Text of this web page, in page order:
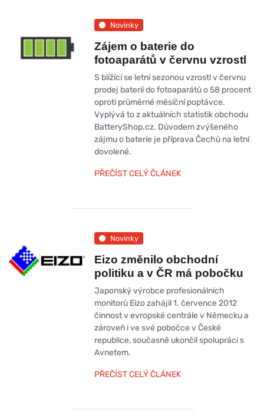
Novinky
Zájem o baterie do
fotoaparátů v červnu vzrostl
S blížící se letní sezonou vzrostl v červnu
prodej baterií do fotoaparátů o 58 procent
oproti průměrné měsíční poptávce.
Vyplývá to z aktuálních statistik obchodu
BatteryShop.cz. Důvodem zvýšeného
zájmu o baterie je příprava Čechů na letní
dovolené.
PŘEČÍST CELÝ ČLÁNEK
Novinky
Eizo změnilo obchodní
politiku a v ČR má pobočku
Japonský výrobce profesionálních
monitorů Eizo zahájil 1. července 2012
činnost v evropské centrále v Německu a
zároveň i ve své pobočce v České
republice, současně ukončil spolupráci s
Avnetem.
PŘEČÍST CELÝ ČLÁNEK